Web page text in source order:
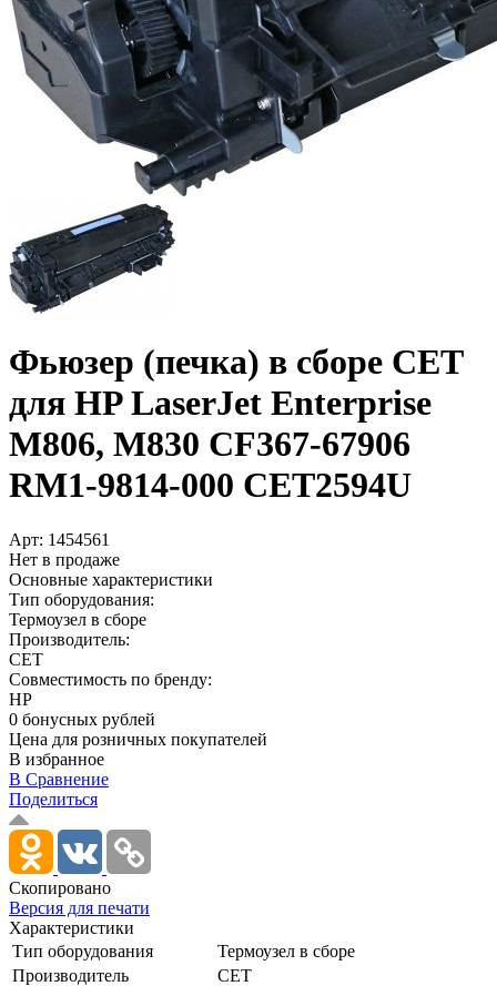
Фьюзер (печка) в сборе CET
для HP LaserJet Enterprise
M806, M830 CF367-67906
RM1-9814-000 CET2594U
Арт: 1454561
Нет в продаже
Основные характеристики
Тип оборудования:
Термоузел в сборе
Производитель:
CET
Совместимость по бренду:
HP
0 бонусных рублей
Цена для розничных покупателей
В избранное
В Сравнение
Поделиться
Скопировано
Версия для печати
Характеристики
Тип оборудования
Термоузел в сборе
Производитель
CET